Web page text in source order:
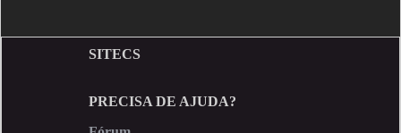
SITECS
PRECISA DE AJUDA?